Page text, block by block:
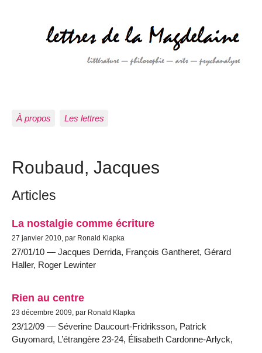
À propos Les lettres
Roubaud, Jacques
Articles
La nostalgie comme écriture
27 janvier 2010, par Ronald Klapka
27/01/10 — Jacques Derrida, François Gantheret, Gérard
Haller, Roger Lewinter
Rien au centre
23 décembre 2009, par Ronald Klapka
23/12/09 — Séverine Daucourt-Fridriksson, Patrick
Guyomard, L’étrangère 23-24, Élisabeth Cardonne-Arlyck,